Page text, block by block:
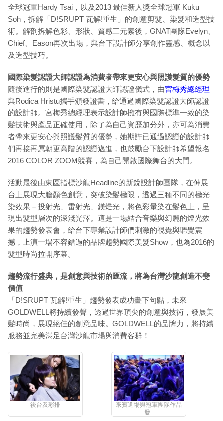
全球冠軍Hardy Tsai，以及2013 最佳新人獎全球冠軍 Kuku
Soh，拆解「D!SRUPT 瓦解!重生」的創意剪髮、染髮和造型技
術。解剖拆解色彩、形狀、質感三元素後，GNAT團隊Evelyn、
Chief、Eason再次出場，與台下設計師分享創作靈感、概念以
及造型技巧。
國際染髮認證大師認證為消費者帶來更安心與照護髮質的優勢
隨後進行的則是國際染髮認證大師認證儀式，由宮梅秀總經理
與Rodica Hristu攜手頒發證書，給通過國際染髮認證大師認證
的設計師。宮梅秀總經理表示設計師擁有與國際標準一致的染
髮技術與產品正確使用，除了為自己資歷加分外，亦可為消費
者帶來更安心與照護髮質的優勢，她期許已通過認證的設計師
們再接再厲朝更高階的認證邁進，也鼓勵台下設計師希望報名
2016 COLOR ZOOM競賽，為自己開啟國際舞台的大門。
活動最後由東區指標沙龍Headline的新銳設計師團隊，在伸展
台上展現大膽顏色創意，突破染髮極限，透過三種不同的極光
染效果－投射光、雷射光、鎂燈光，將色彩暈染在髮色上，呈
現出髮型層次的深淺光澤。這是一場結合音樂與幻麗的燈光效
果的趨勢發表會，給台下專業設計師們刺激的視覺與聽覺震
撼，上演一場不容錯過的品牌趨勢國際美髮Show，也為2016的
髮型時尚拉開序幕。
趨勢流行盛典，是創意與技術的匯流，將為台灣沙龍創造不斐
價值
「D!SRUPT 瓦解!重生」趨勢發表成功畫下句點，未來
GOLDWELL將持續發聲，透過世界頂尖的創意與技術，發展美
髮時尚，展現絕佳的創意品味。GOLDWELL的品牌力，將持續
服務並完美滿足台灣沙龍市場與消費客群！
後台及彩排
來賓進場與冠軍團隊作品
發..